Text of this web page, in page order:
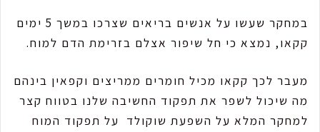
במחקר שעשו על אנשים בריאים שצרכו במשך 5 ימים
קקאו, נמצא כי חל שיפור אצלם בזרימת הדם למוח.
מעבר לכך קקאו מכיל חומרים ממריצים וקפאין בינהם
מה שיכול לשפר את תפקוד החשיבה שלנו בטווח קצר
למחקר המלא על השפעת שוקולד על תפקוד המוח